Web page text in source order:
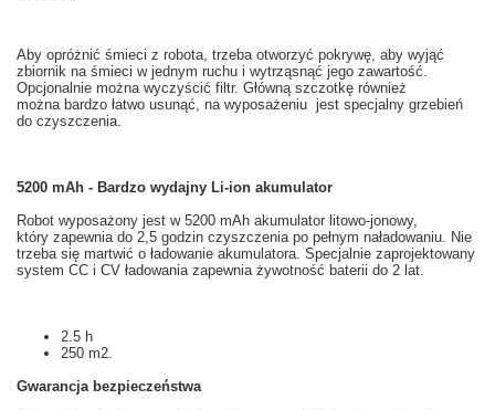
Aby opróżnić śmieci z robota, trzeba otworzyć pokrywę, aby wyjąć
zbiornik na śmieci w jednym ruchu i wytrząsnąć jego zawartość.
Opcjonalnie można wyczyścić filtr. Główną szczotkę również
można bardzo łatwo usunąć, na wyposażeniu jest specjalny grzebień
do czyszczenia.
5200 mAh - Bardzo wydajny Li-ion akumulator
Robot wyposażony jest w 5200 mAh akumulator litowo-jonowy,
który zapewnia do 2,5 godzin czyszczenia po pełnym naładowaniu. Nie
trzeba się martwić o ładowanie akumulatora. Specjalnie zaprojektowany
system CC i CV ładowania zapewnia żywotność baterii do 2 lat.
2.5 h
250 m2.
Gwarancja bezpieczeństwa